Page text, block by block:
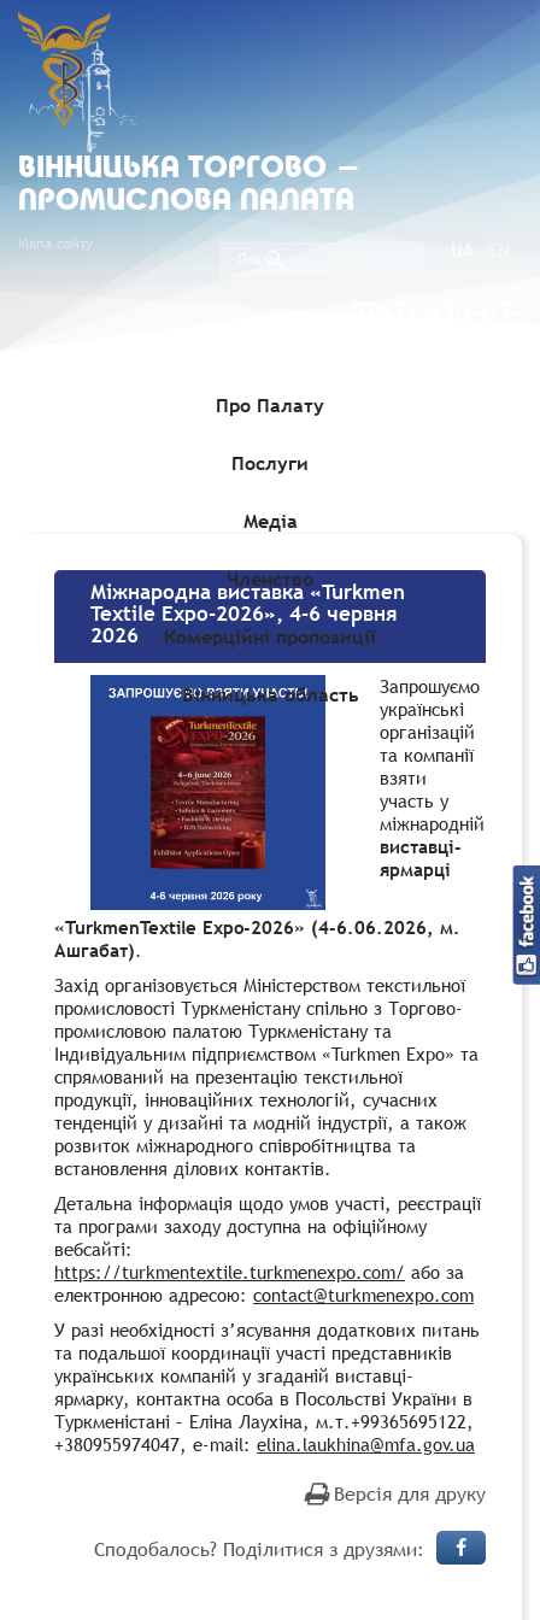
ВIННИЦЬКА ТОРГОВО -
ПРОМИСЛОВА ПАЛАТА
Мапа сайту
Про Палату
Послуги
Медіа
Членство
Комерційні пропозиції
Вінницька область
Міжнародні виставки, ярмарки
Міжнародна виставка «Turkmen
Textile Expo-2026», 4-6 червня
2026
Запрошуємо
українські
організацій
та компанії
взяти
участь у
міжнародній
виставці-
ярмарці
«TurkmenTextile Expo-2026» (4-6.06.2026, м.
Ашгабат).
Захід організовується Міністерством текстильної
промисловості Туркменістану спільно з Торгово-
промисловою палатою Туркменістану та
Індивідуальним підприємством «Turkmen Expo» та
спрямований на презентацію текстильної
продукції, інноваційних технологій, сучасних
тенденцій у дизайні та модній індустрії, а також
розвиток міжнародного співробітництва та
встановлення ділових контактів.
Детальна інформація щодо умов участі, реєстрації
та програми заходу доступна на офіційному
вебсайті:
https://turkmentextile.turkmenexpo.com/ або за
електронною адресою: contact@turkmenexpo.com
У разі необхідності з’ясування додаткових питань
та подальшої координації участі представників
українських компаній у згаданій виставці-
ярмарку, контактна особа в Посольстві України в
Туркменістані – Еліна Лаухіна, м.т.+99365695122,
+380955974047, e-mail: elina.laukhina@mfa.gov.ua
Версія для друку
Сподобалось? Поділитися з друзями: